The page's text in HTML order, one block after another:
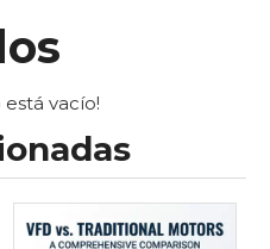
vacío!